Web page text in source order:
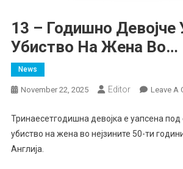
13 – Годишно Девојче
Убиство На Жена Во…
News
November 22, 2025 Editor Leave A
Тринаесетгодишна девојка е уапсена
убиство на жена во нејзините 50-ти
Англија.